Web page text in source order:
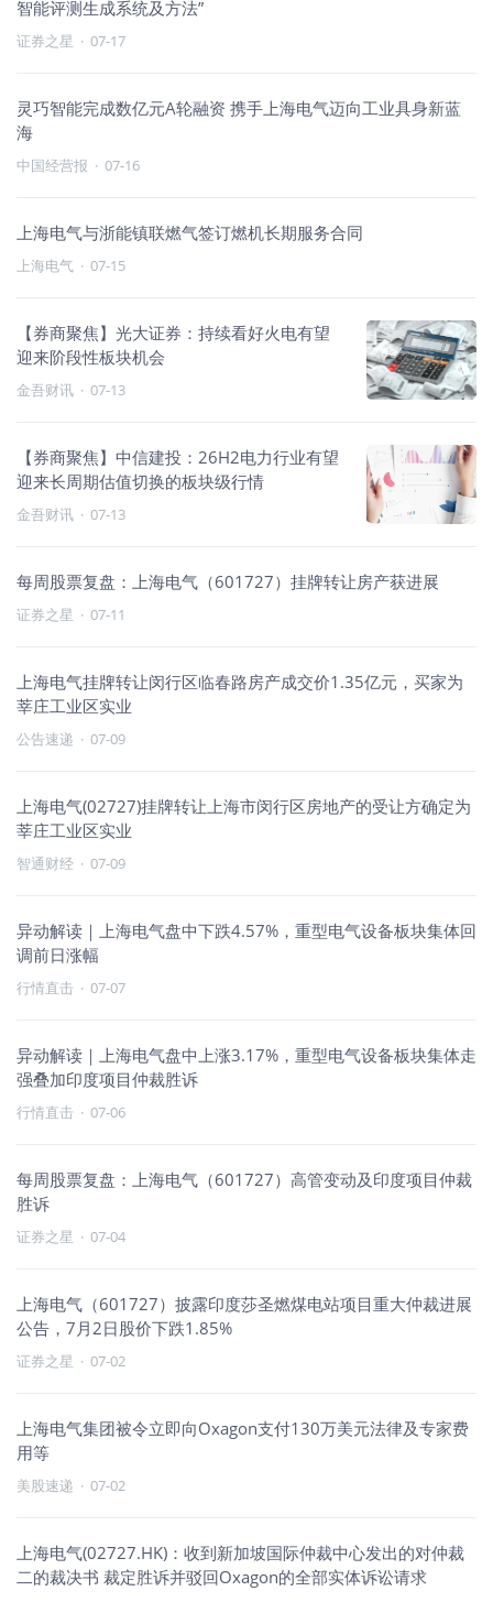
智能评测生成系统及方法”
证券之星 · 07-17
灵巧智能完成数亿元A轮融资 携手上海电气迈向工业具身新蓝
海
中国经营报 · 07-16
上海电气与浙能镇联燃气签订燃机长期服务合同
上海电气 · 07-15
【券商聚焦】光大证券：持续看好火电有望
迎来阶段性板块机会
金吾财讯 · 07-13
【券商聚焦】中信建投：26H2电力行业有望
迎来长周期估值切换的板块级行情
金吾财讯 · 07-13
每周股票复盘：上海电气（601727）挂牌转让房产获进展
证券之星 · 07-11
上海电气挂牌转让闵行区临春路房产成交价1.35亿元，买家为
莘庄工业区实业
公告速递 · 07-09
上海电气(02727)挂牌转让上海市闵行区房地产的受让方确定为
莘庄工业区实业
智通财经 · 07-09
异动解读｜上海电气盘中下跌4.57%，重型电气设备板块集体回
调前日涨幅
行情直击 · 07-07
异动解读｜上海电气盘中上涨3.17%，重型电气设备板块集体走
强叠加印度项目仲裁胜诉
行情直击 · 07-06
每周股票复盘：上海电气（601727）高管变动及印度项目仲裁
胜诉
证券之星 · 07-04
上海电气（601727）披露印度莎圣燃煤电站项目重大仲裁进展
公告，7月2日股价下跌1.85%
证券之星 · 07-02
上海电气集团被令立即向Oxagon支付130万美元法律及专家费
用等
美股速递 · 07-02
上海电气(02727.HK)：收到新加坡国际仲裁中心发出的对仲裁
二的裁决书 裁定胜诉并驳回Oxagon的全部实体诉讼请求